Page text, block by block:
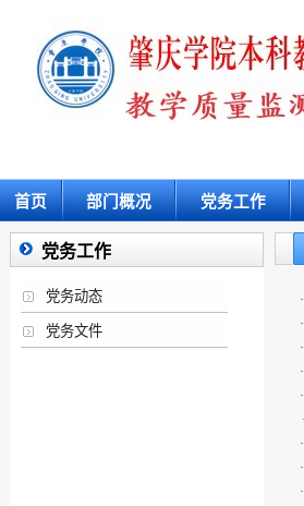
首页 部门概况 党务工作
党务工作
党务动态
党务文件
·
·
·
·
·
·
·
·